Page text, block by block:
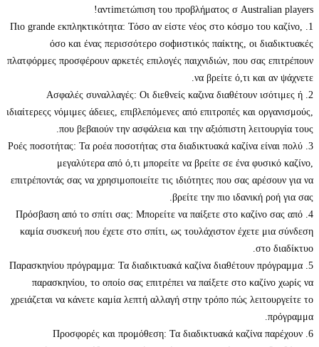
αντimετώπιση του προβλήματος σ
1. Πιο grande εκπληκτικότητα: Τόσο αν είστε νέος στο κόσμο
όσο και ένας περισσότερο σοфиστικός παίκτης, οι
πλατφόρμες προσφέρουν αρκετές επιλογές παιχνιδιών, που σας
να βρείτε ό,τι και
2. Ασφαλές συναλλαγές: Οι διεθνείς καζινα διαθέτουν
ιδιαίτερεςς νόμιμες άδειες, επιβλεπόμενες από επιτροπές και
που βεβαιούν την ασφάλεια και την αξιόπιστη
3. Ροές ποσοτήτας: Τα ροέα ποσοτήτας στα διαδικτυακά καζίνα
μεγαλύτερα από ό,τι μπορείτε να βρείτε σε ένα
επιτρέποντάς σας να χρησιμοποιείτε τις ιδιότητες που σας
βρείτε την πιο ιδανική
4. Πρόσβαση από το σπίτι σας: Μπορείτε να παίξετε στο
καμία συσκευή που έχετε στο σπίτι, ως τουλάχιστον έχετε
στο
5. Παρασκηνίου πρόγραμμα: Τα διαδικτυακά καζίνα διαθέτουν
παρασκηνίου, το οποίο σας επιτρέπει να παίξετε στο
χρειάζεται να κάνετε καμία λεπτή αλλαγή στην τρόπο πώς
6. Προσφορές και προμόθεση: Τα διαδικτυακά καζίνα